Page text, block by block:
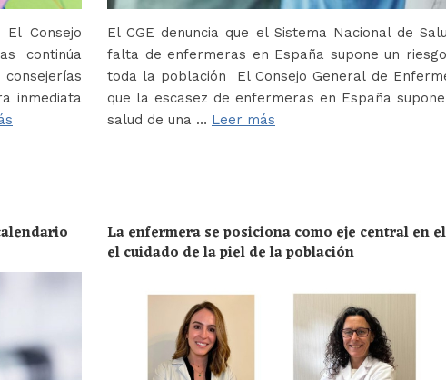
Consejo
continúa
inmediata
El CGE denuncia que el Sistema Nacional de
falta de enfermeras en España supone un
toda la población El Consejo General de
que la escasez de enfermeras en España
salud de una … Leer más
La enfermera se posiciona como eje central en
el cuidado de la piel de la población